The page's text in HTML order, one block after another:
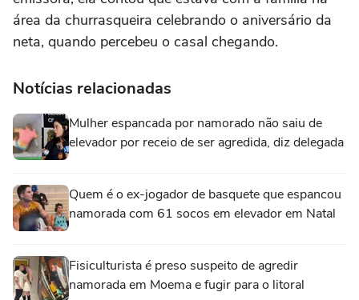
área da churrasqueira celebrando o aniversário da
neta, quando percebeu o casal chegando.
Notícias relacionadas
Mulher espancada por namorado não saiu de
elevador por receio de ser agredida, diz delegada
Quem é o ex-jogador de basquete que espancou
namorada com 61 socos em elevador em Natal
Fisiculturista é preso suspeito de agredir
namorada em Moema e fugir para o litoral